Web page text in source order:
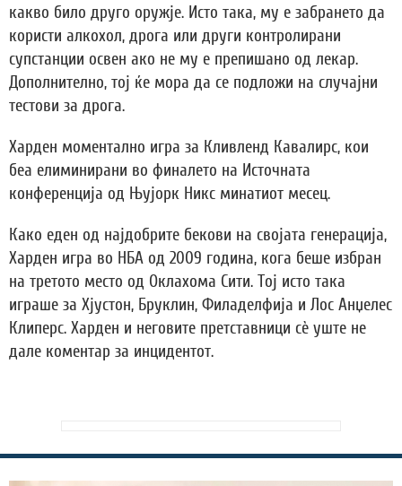
какво било друго оружје. Исто така, му е забрането да
користи алкохол, дрога или други контролирани
супстанции освен ако не му е препишано од лекар.
Дополнително, тој ќе мора да се подложи на случајни
тестови за дрога.
Харден моментално игра за Кливленд Кавалирс, кои
беа елиминирани во финалето на Источната
конференција од Њујорк Никс минатиот месец.
Како еден од најдобрите бекови на својата генерација,
Харден игра во НБА од 2009 година, кога беше избран
на третото место од Оклахома Сити. Тој исто така
играше за Хјустон, Бруклин, Филаделфија и Лос Анџелес
Клиперс. Харден и неговите претставници сè уште не
дале коментар за инцидентот.